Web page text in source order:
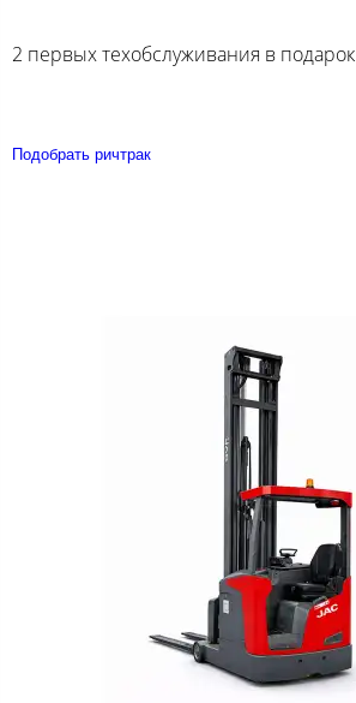
2 первых техобслуживания в подарок
Подобрать ричтрак